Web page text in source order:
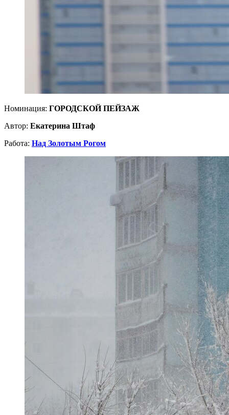
Номинация: ГОРОДСКОЙ ПЕЙЗАЖ
Автор: Екатерина Штаф
Работа: Над Золотым Рогом